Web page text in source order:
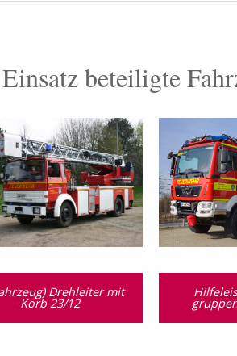
beteiligte
Drehleiter mit
Korb 23/12